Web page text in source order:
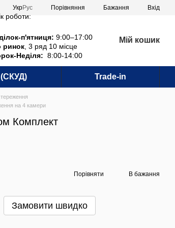
УкрРус Порівняння Бажання Вхід
роботи:
п'ятниця: 9:00–17:00
ринок , 3 ряд 10 місце
Неділя: 8:00-14:00
Мій кошик
(СКУД) Trade-in
на 4 камери
Комплект
Порівняти В бажання
Замовити швидко